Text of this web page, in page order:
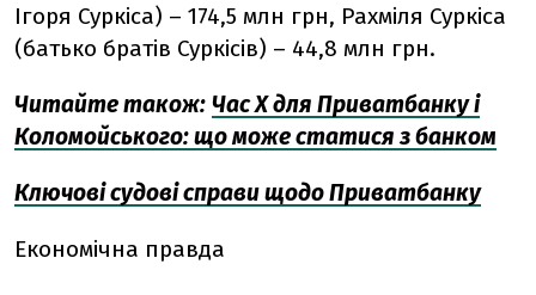
Ігоря Суркіса) – 174,5 млн грн, Рахміля Суркіса
(батько братів Суркісів) – 44,8 млн грн.
Читайте також: Час Х для Приватбанку і
Коломойського: що може статися з банком
Ключові судові справи щодо Приватбанку
Економічна правда